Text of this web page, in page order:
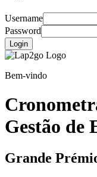
Username
Password
Login
Bem-vindo
Gestão de
Grande